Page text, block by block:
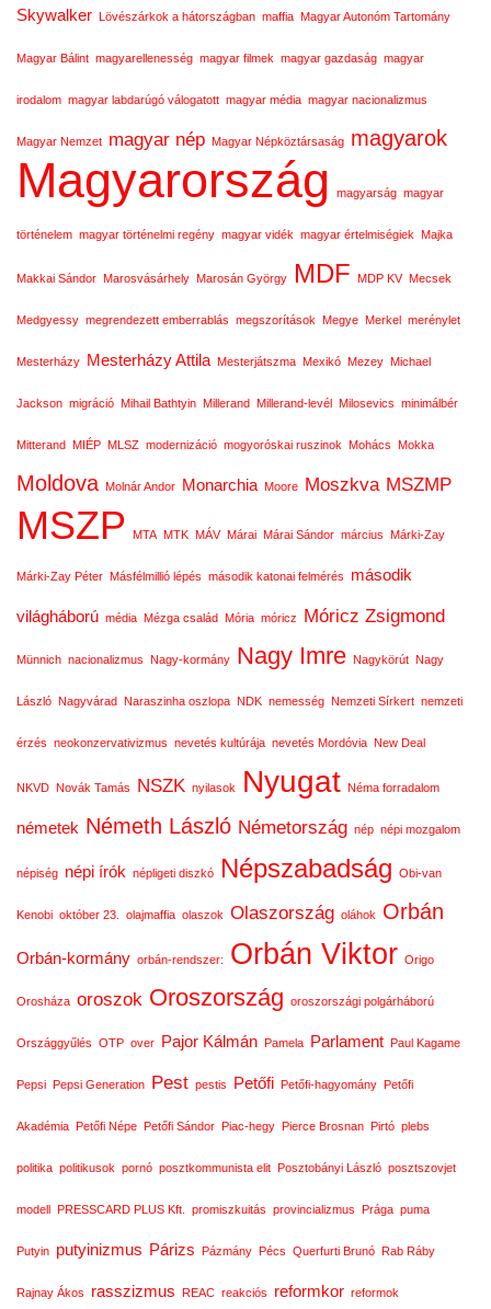
Skywalker Lövészárkok a hátországban maffia Magyar Autonóm Tartomány
Magyar Bálint magyarellenesség magyar filmek magyar gazdaság magyar
irodalom magyar labdarúgó válogatott magyar média magyar nacionalizmus
Magyar Nemzet magyar nép Magyar Népköztársaság magyarok
Magyarország magyarság magyar
történelem magyar történelmi regény magyar vidék magyar értelmiségiek Majka
Makkai Sándor Marosvásárhely Marosán György MDF MDP KV Mecsek
Medgyessy megrendezett emberrablás megszorítások Megye Merkel merénylet
Mesterházy Mesterházy Attila Mesterjátszma Mexikó Mezey Michael
Jackson migráció Mihail Bathtyin Millerand Millerand-levél Milosevics minimálbér
Mitterand MIÉP MLSZ modernizáció mogyoróskai ruszinok Mohács Mokka
Moldova Molnár Andor Monarchia Moore Moszkva MSZMP
MSZP MTA MTK MÁV Márai Márai Sándor március Márki-Zay
Márki-Zay Péter Másfélmillió lépés második katonai felmérés második
világháború média Mézga család Mória móricz Móricz Zsigmond
Münnich nacionalizmus Nagy-kormány Nagy Imre Nagykörút Nagy
László Nagyvárad Naraszinha oszlopa NDK nemesség Nemzeti Sírkert nemzeti
érzés neokonzervativizmus nevetés kultúrája nevetés Mordóvia New Deal
NKVD Novák Tamás NSZK nyilasok Nyugat Néma forradalom
németek Németh László Németország nép népi mozgalom
népiség népi írók népligeti diszkó Népszabadság Obi-van
Kenobi október 23. olajmaffia olaszok Olaszország oláhok Orbán
Orbán-kormány orbán-rendszer: Orbán Viktor Origo
Orosháza oroszok Oroszország oroszországi polgárháború
Országgyűlés OTP over Pajor Kálmán Pamela Parlament Paul Kagame
Pepsi Pepsi Generation Pest pestis Petőfi Petőfi-hagyomány Petőfi
Akadémia Petőfi Népe Petőfi Sándor Piac-hegy Pierce Brosnan Pirtó plebs
politika politikusok pornó posztkommunista elit Posztobányi László posztszovjet
modell PRESSCARD PLUS Kft. promiszkuitás provincializmus Prága puma
Putyin putyinizmus Párizs Pázmány Pécs Querfurti Brunó Rab Ráby
Rajnay Ákos rasszizmus REAC reakciós reformkor reformok